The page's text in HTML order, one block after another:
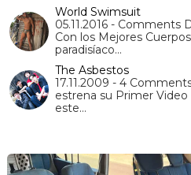
World Swimsuit
05.11.2016 - Comments
Con los Mejores
paradisíaco…
The Asbestos
17.11.2009 - 4
estrena su Primer
este…